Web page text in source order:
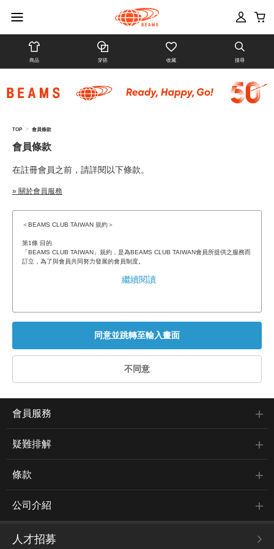
商品 穿搭 收藏 搜尋
TOP > 會員條款
會員條款
在註冊會員之前，請詳閱以下條款。
» 關於會員服務
＜BEAMS CLUB TAIWAN 規約＞
第1條 目的
「BEAMS CLUB TAIWAN」規約，是為BEAMS CLUB TAIWAN會員所提供之服務而
繼續閱讀
會員服務
疑難排解
條款
公司介紹
人才招募